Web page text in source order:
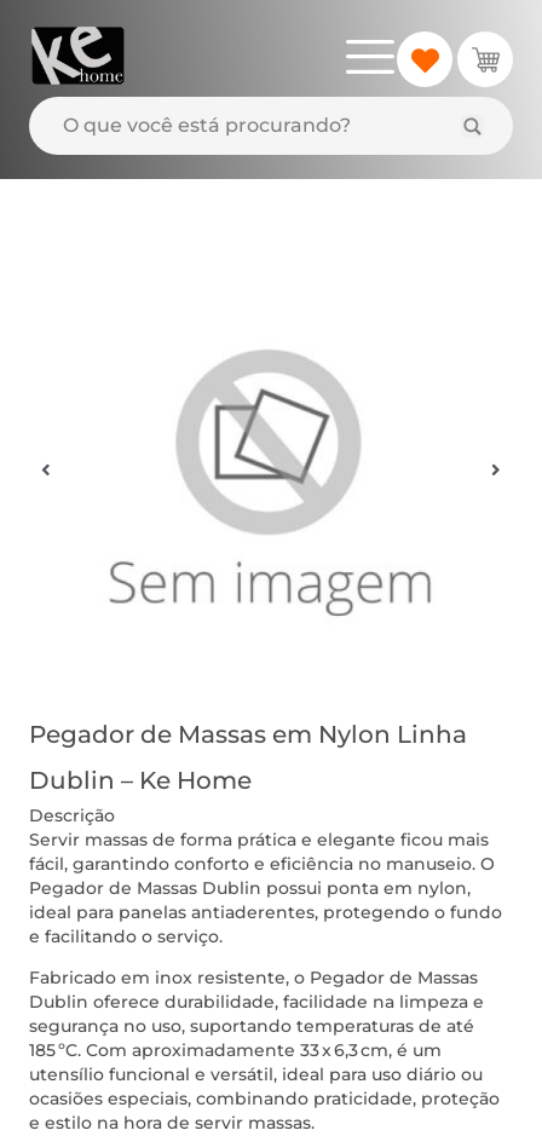
Pegador de Massas em Nylon Linha
Dublin – Ke Home
Descrição
Servir massas de forma prática e elegante ficou mais
fácil, garantindo conforto e eficiência no manuseio. O
Pegador de Massas Dublin possui ponta em nylon,
ideal para panelas antiaderentes, protegendo o fundo
e facilitando o serviço.
Fabricado em inox resistente, o Pegador de Massas
Dublin oferece durabilidade, facilidade na limpeza e
segurança no uso, suportando temperaturas de até
185 ºC. Com aproximadamente 33 x 6,3 cm, é um
utensílio funcional e versátil, ideal para uso diário ou
ocasiões especiais, combinando praticidade, proteção
e estilo na hora de servir massas.